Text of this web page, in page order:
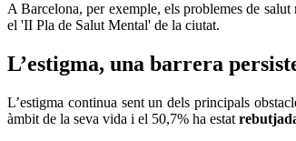
A Barcelona, per exemple, els problemes de
el 'II Pla de Salut Mental' de la ciutat.
L’estigma, una barrera
L’estigma continua sent un dels principals
àmbit de la seva vida i el 50,7% ha estat